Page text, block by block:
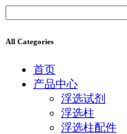
All Categories
首页
产品中心
浮选试剂
浮选柱
浮选柱配件